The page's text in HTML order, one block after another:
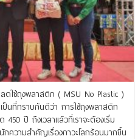
ใช้ถุงพลาสติก ( MSU No Plastic )
ที่ทราบกันดีว่า การใช้ถุงพลาสติก
ปี ถึงเวลาแล้วที่เราจะต้องเริ่ม
วามสำคัญเรื่องภาวะโลกร้อนมากขึ้น